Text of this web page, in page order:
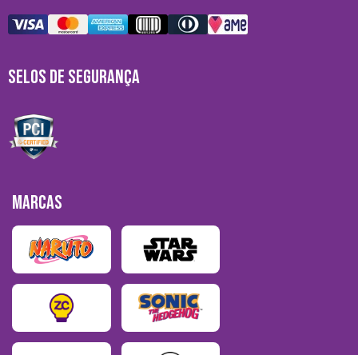
SELOS DE SEGURANÇA
MARCAS